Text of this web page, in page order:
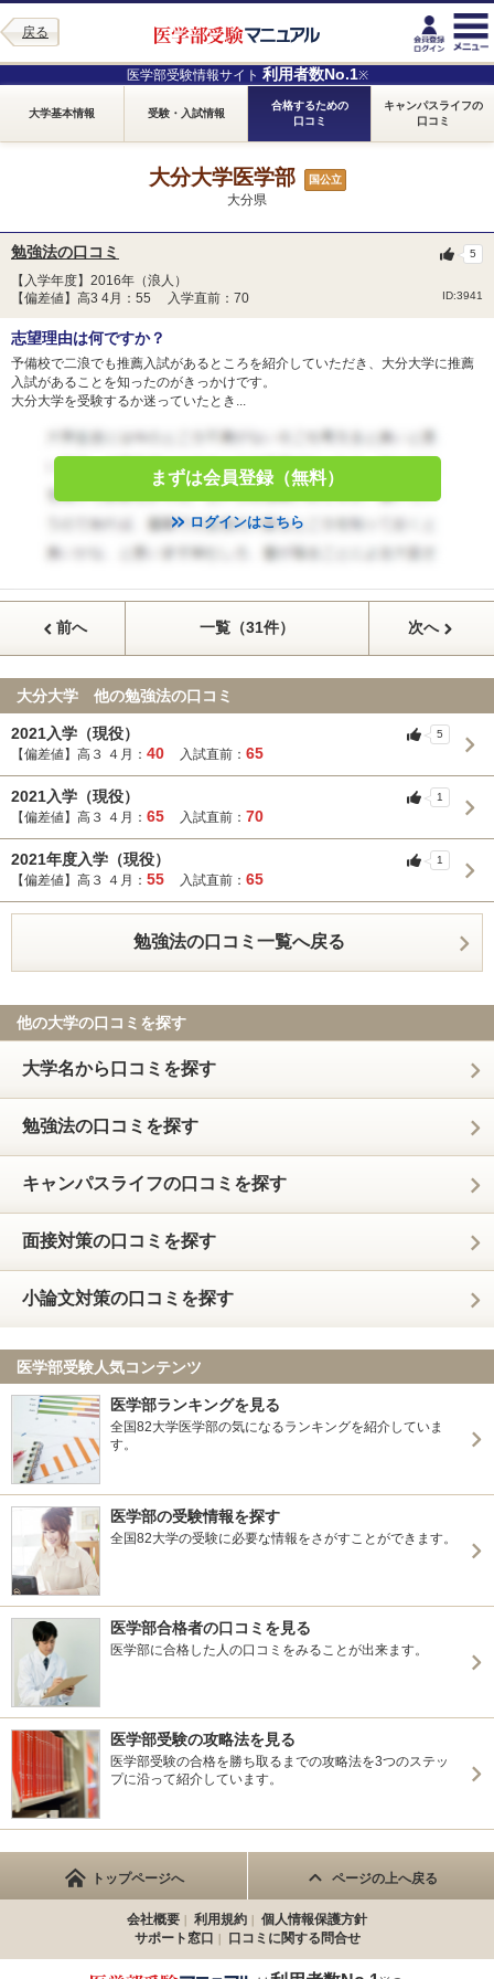
戻る
医学部受験情報サイト 利用者数No.1※
大学基本情報 受験・入試情報
合格するための
口コミ
キャンパスライフの
口コミ
大分大学医学部 国公立
大分県
勉強法の口コミ
【入学年度】2016年（浪人）
【偏差値】高3 4月：55 入学直前：70
ID:3941
5
志望理由は何ですか？
予備校で二浪でも推薦入試があるところを紹介していただき、大分大学に推薦
入試があることを知ったのがきっかけです。
大分大学を受験するか迷っていたとき...
まずは会員登録（無料）
ログインはこちら
前へ 一覧（31件） 次へ
大分大学 他の勉強法の口コミ
2021入学（現役）
【偏差値】高３ ４月： 40 入試直前： 65
5
2021入学（現役）
【偏差値】高３ ４月： 65 入試直前： 70
1
2021年度入学（現役）
【偏差値】高３ ４月： 55 入試直前： 65
1
勉強法の口コミ一覧へ戻る
他の大学の口コミを探す
大学名から口コミを探す
勉強法の口コミを探す
キャンパスライフの口コミを探す
面接対策の口コミを探す
小論文対策の口コミを探す
医学部受験人気コンテンツ
医学部ランキングを見る
全国82大学医学部の気になるランキングを紹介していま
す。
医学部の受験情報を探す
全国82大学の受験に必要な情報をさがすことができます。
医学部合格者の口コミを見る
医学部に合格した人の口コミをみることが出来ます。
医学部受験の攻略法を見る
医学部受験の合格を勝ち取るまでの攻略法を3つのステッ
プに沿って紹介しています。
トップページへ ページの上へ戻る
会社概要 利用規約
個人情報保護方針
サポート窓口
口コミに関する問合せ